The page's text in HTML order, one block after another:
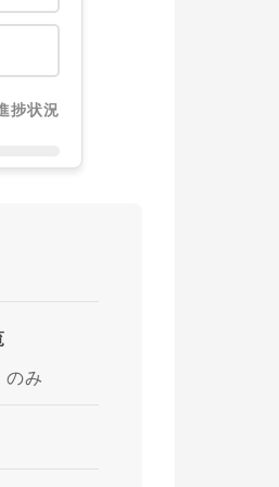
捗状況
のみ